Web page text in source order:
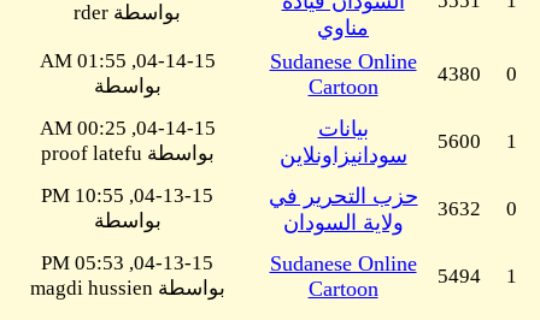
مناوي
بواسطة rder
0
4380
Sudanese Online
Cartoon
04-14-15, 01:55 AM
بواسطة
1
5600
بيانات
سودانيزاونلاين
04-14-15, 00:25 AM
بواسطة proof latefu
0
3632
حزب التحرير في
ولاية السودان
04-13-15, 10:55 PM
بواسطة
1
5494
Sudanese Online
Cartoon
04-13-15, 05:53 PM
بواسطة magdi hussien